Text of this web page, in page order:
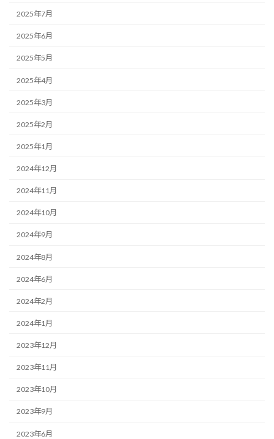
2025年7月
2025年6月
2025年5月
2025年4月
2025年3月
2025年2月
2025年1月
2024年12月
2024年11月
2024年10月
2024年9月
2024年8月
2024年6月
2024年2月
2024年1月
2023年12月
2023年11月
2023年10月
2023年9月
2023年6月